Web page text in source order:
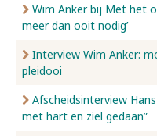
Wim Anker bij Met het
meer dan ooit nodig’
Interview Wim Anker:
pleidooi
Afscheidsinterview
met hart en ziel gedaan”